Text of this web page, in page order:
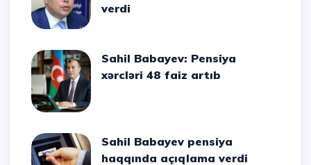
verdi
Sahil Babayev: Pensiya
xərcləri 48 faiz artıb
Sahil Babayev pensiya
haqqında açıqlama verdi